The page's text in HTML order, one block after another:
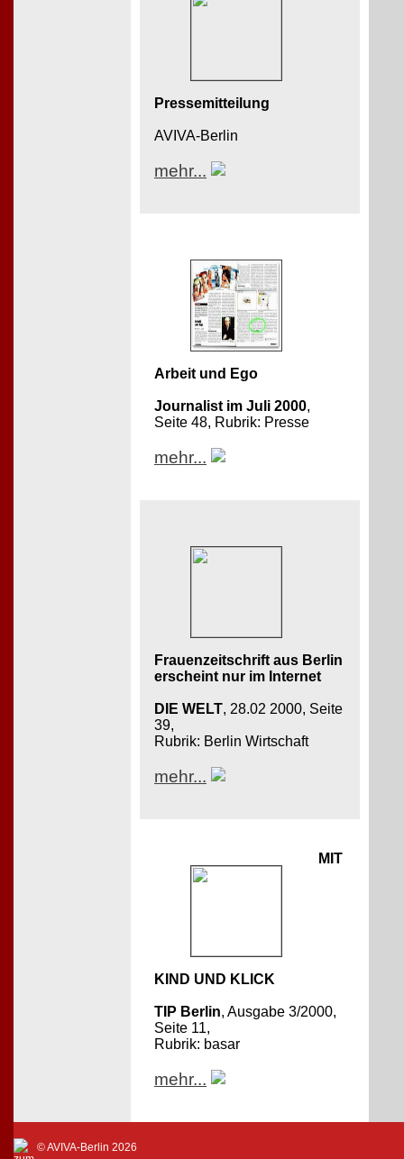
Pressemitteilung
AVIVA-Berlin
mehr...
Arbeit und Ego
Journalist im Juli 2000,
Seite 48, Rubrik: Presse
mehr...
Frauenzeitschrift aus Berlin
erscheint nur im Internet
DIE WELT, 28.02 2000, Seite
39,
Rubrik: Berlin Wirtschaft
mehr...
MIT
KIND UND KLICK
TIP Berlin, Ausgabe 3/2000,
Seite 11,
Rubrik: basar
mehr...
© AVIVA-Berlin 2026